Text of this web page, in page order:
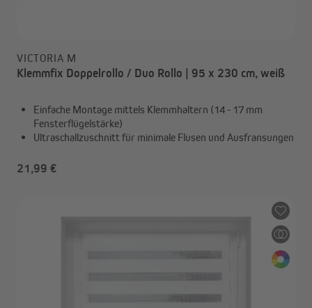
VICTORIA M
Klemmfix Doppelrollo / Duo Rollo | 95 x 230 cm, weiß
Einfache Montage mittels Klemmhaltern (14 - 17 mm
Fensterflügelstärke)
Ultraschallzuschnitt für minimale Flusen und Ausfransungen
21,99 €